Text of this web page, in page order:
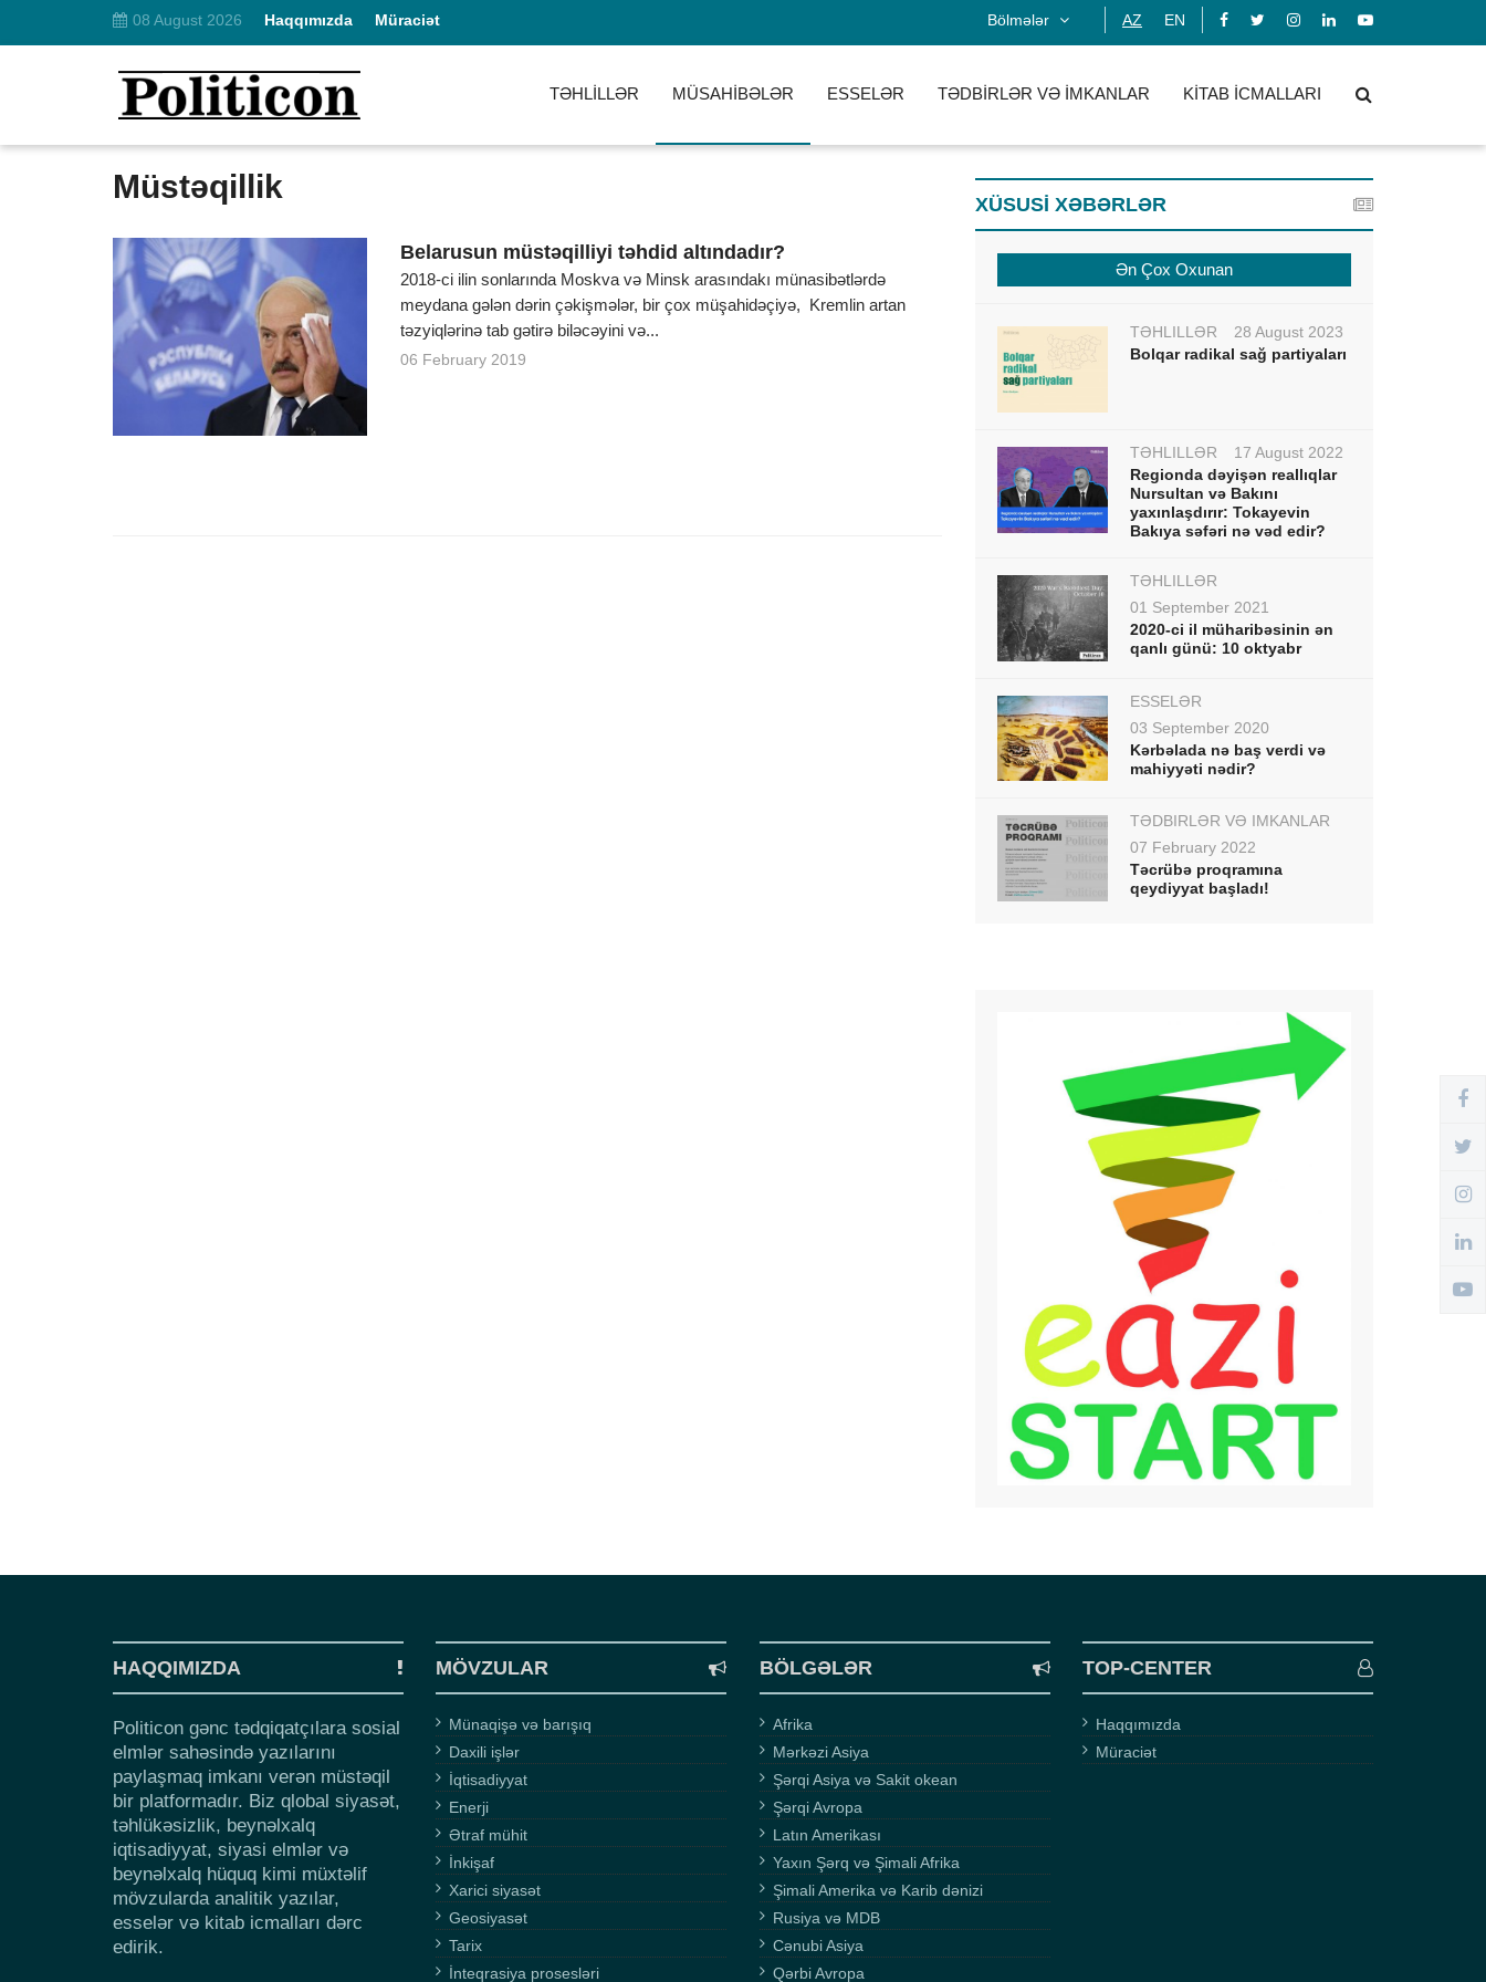
08 August 2026 Haqqımızda Müraciət Bölmələr AZ EN
TƏHLİLLƏR MÜSAHİBƏLƏR ESSELƏR TƏDBİRLƏR VƏ İMKANLAR KİTAB İCMALLARI
Müstəqillik
Belarusun müstəqilliyi təhdid altındadır?
2018-ci ilin sonlarında Moskva və Minsk arasındakı münasibətlərdə
meydana gələn dərin çəkişmələr, bir çox müşahidəçiyə, Kremlin artan
təzyiqlərinə tab gətirə biləcəyini və...
06 February 2019
XÜSUSİ XƏBƏRLƏR
Ən Çox Oxunan
TƏHLİLLƏR
28 August 2023
Bolqar radikal sağ partiyaları
TƏHLİLLƏR
17 August 2022
Regionda dəyişən reallıqlar
Nursultan və Bakını
yaxınlaşdırır: Tokayevin
Bakıya səfəri nə vəd edir?
TƏHLİLLƏR
01 September 2021
2020-ci il müharibəsinin ən
qanlı günü: 10 oktyabr
ESSELƏR
03 September 2020
Kərbəlada nə baş verdi və
mahiyyəti nədir?
TƏDBİRLƏR VƏ İMKANLAR
07 February 2022
Təcrübə proqramına
qeydiyyat başladı!
HAQQIMIZDA
Politicon gənc tədqiqatçılara sosial
elmlər sahəsində yazılarını
paylaşmaq imkanı verən müstəqil
bir platformadır. Biz qlobal siyasət,
təhlükəsizlik, beynəlxalq
iqtisadiyyat, siyasi elmlər və
beynəlxalq hüquq kimi müxtəlif
mövzularda analitik yazılar,
esselər və kitab icmalları dərc
edirik.
MÖVZULAR
Münaqişə və barışıq
Daxili işlər
İqtisadiyyat
Enerji
Ətraf mühit
İnkişaf
Xarici siyasət
Geosiyasət
Tarix
İnteqrasiya prosesləri
BÖLGƏLƏR
Afrika
Mərkəzi Asiya
Şərqi Asiya və Sakit okean
Şərqi Avropa
Latın Amerikası
Yaxın Şərq və Şimali Afrika
Şimali Amerika və Karib dənizi
Rusiya və MDB
Cənubi Asiya
Qərbi Avropa
TOP-CENTER
Haqqımızda
Müraciət